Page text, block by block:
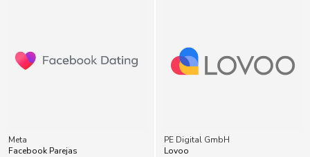
Meta
Facebook Parejas
PE Digital GmbH
Lovoo